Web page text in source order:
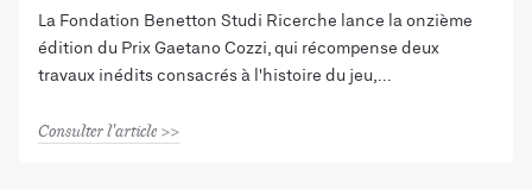
La Fondation Benetton Studi Ricerche lance la onzième
édition du Prix Gaetano Cozzi, qui récompense deux
travaux inédits consacrés à l'histoire du jeu,
Consulter l'article